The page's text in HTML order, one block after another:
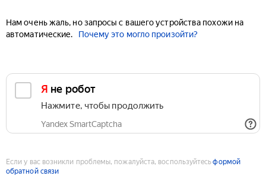
Нам очень жаль, но запросы с вашего устройства похожи на
автоматические.
Почему это могло произойти?
Я не робот
Нажмите, чтобы продолжить
Yandex SmartCaptcha
Если у вас возникли проблемы, пожалуйста, воспользуйтесьформой
обратной связи